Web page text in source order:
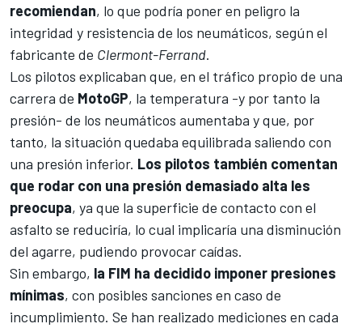
recomiendan, lo que podría poner en peligro la
integridad y resistencia de los neumáticos, según el
fabricante de Clermont-Ferrand.
Los pilotos explicaban que, en el tráfico propio de una
carrera de MotoGP, la temperatura -y por tanto la
presión- de los neumáticos aumentaba y que, por
tanto, la situación quedaba equilibrada saliendo con
una presión inferior. Los pilotos también comentan
que rodar con una presión demasiado alta les
preocupa, ya que la superficie de contacto con el
asfalto se reduciría, lo cual implicaría una disminución
del agarre, pudiendo provocar caídas.
Sin embargo, la FIM ha decidido imponer presiones
mínimas, con posibles sanciones en caso de
incumplimiento. Se han realizado mediciones en cada